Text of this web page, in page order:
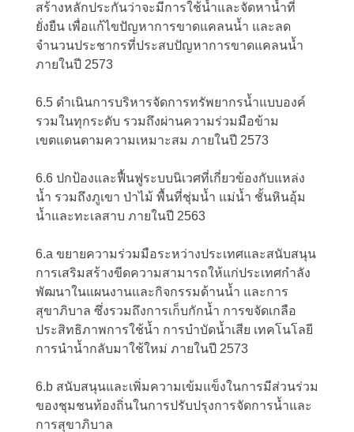
สร้างหลักประกันว่าจะมีการใช้น้ำและจัดหาน้ำที่
ยั่งยืน เพื่อแก้ไขปัญหาการขาดแคลนน้ำ และลด
จำนวนประชากรที่ประสบปัญหาการขาดแคลนน้ำ
ภายในปี 2573
6.5 ดำเนินการบริหารจัดการทรัพยากรน้ำแบบองค์
รวมในทุกระดับ รวมถึงผ่านความร่วมมือข้าม
เขตแดนตามความเหมาะสม ภายในปี 2573
6.6 ปกป้องและฟื้นฟูระบบนิเวศที่เกี่ยวข้องกับแหล่ง
น้ำ รวมถึงภูเขา ป่าไม้ พื้นที่ชุ่มน้ำ แม่น้ำ ชั้นหินอุ้ม
น้ำและทะเลสาบ ภายในปี 2563
6.a ขยายความร่วมมือระหว่างประเทศและสนับสนุน
การเสริมสร้างขีดความสามารถให้แก่ประเทศกำลัง
พัฒนาในแผนงานและกิจกรรมด้านน้ำ และการ
สุขาภิบาล ซึ่งรวมถึงการเก็บกักน้ำ การขจัดเกลือ
ประสิทธิภาพการใช้น้ำ การบำบัดน้ำเสีย เทคโนโลยี
การนำน้ำกลับมาใช้ใหม่ ภายในปี 2573
6.b สนับสนุนและเพิ่มความเข้มแข็งในการมีส่วนร่วม
ของชุมชนท้องถิ่นในการปรับปรุงการจัดการน้ำและ
การสุขาภิบาล